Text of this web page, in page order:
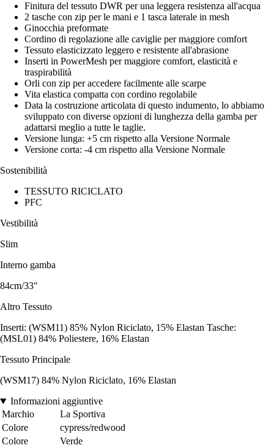
Finitura del tessuto DWR per una leggera resistenza all'acqua
2 tasche con zip per le mani e 1 tasca laterale in mesh
Ginocchia preformate
Cordino di regolazione alle caviglie per maggiore comfort
Tessuto elasticizzato leggero e resistente all'abrasione
Inserti in PowerMesh per maggiore comfort, elasticità e
traspirabilità
Orli con zip per accedere facilmente alle scarpe
Vita elastica compatta con cordino regolabile
Data la costruzione articolata di questo indumento, lo abbiamo
sviluppato con diverse opzioni di lunghezza della gamba per
adattarsi meglio a tutte le taglie.
Versione lunga: +5 cm rispetto alla Versione Normale
Versione corta: -4 cm rispetto alla Versione Normale
Sostenibilità
TESSUTO RICICLATO
PFC
Vestibilità
Slim
Interno gamba
84cm/33"
Altro Tessuto
Inserti: (WSM11) 85% Nylon Riciclato, 15% Elastan Tasche:
(MSL01) 84% Poliestere, 16% Elastan
Tessuto Principale
(WSM17) 84% Nylon Riciclato, 16% Elastan
Informazioni aggiuntive
Marchio
La Sportiva
Colore
cypress/redwood
Colore
Verde